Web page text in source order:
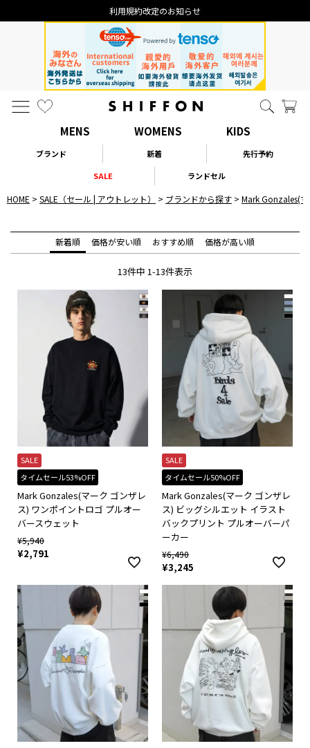
利用規約改定のお知らせ
MENS WOMENS KIDS
ブランド 新着
先行予約
SALE
ランドセル
HOME SALE（セール | アウトレット） ブランドから探す Mark Gonzales(
新着順 価格が安い順 おすすめ順 価格が高い順
13件中 1-13件表示
SALE
タイムセール53%OFF
Mark Gonzales(マーク ゴンザレ
ス) ワンポイントロゴ プルオー
バースウェット
¥5,940
¥2,791
SALE
タイムセール50%OFF
Mark Gonzales(マーク ゴンザレ
ス) ビッグシルエット イラスト
バックプリント プルオーバーパ
ーカー
¥6,490
¥3,245